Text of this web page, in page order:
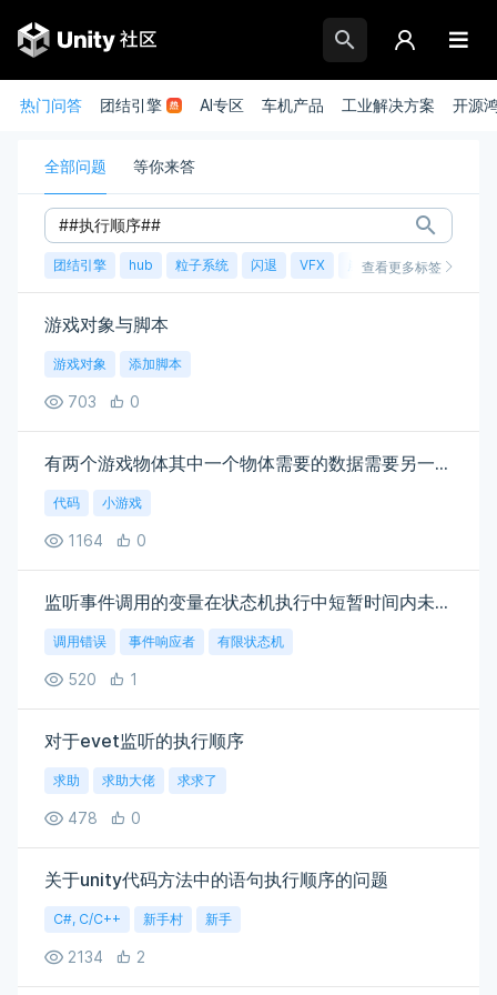
热门问答 团结引擎 AI专区 车机产品 工业解决方案 开源
全部问题 等你来答
团结引擎 hub 粒子系统 闪退 VFX 崩溃 账号 渲染
查看更多标签
游戏对象与脚本
游戏对象 添加脚本
703 0
有两个游戏物体其中一个物体需要的数据需要另一个物体加载后才能得到，需要怎么设计？
代码 小游戏
1164 0
监听事件调用的变量在状态机执行中短暂时间内未被定义
调用错误 事件响应者 有限状态机
520 1
对于evet监听的执行顺序
求助 求助大佬 求求了
478 0
关于unity代码方法中的语句执行顺序的问题
C#, C/C++ 新手村 新手
2134 2